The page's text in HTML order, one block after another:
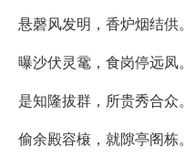
悬磬风发明，香炉烟结供。
曝沙伏灵鼋，食岗停远凤。
是知隆拔群，所贵秀合众。
偷余殿容榱，就隙亭阁栋。